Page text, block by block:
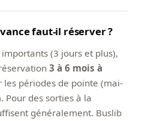
faut-il réserver ?
(3 jours et plus),
3 à 6 mois à
les périodes de pointe (mai-
Pour des sorties à la
généralement. Buslib